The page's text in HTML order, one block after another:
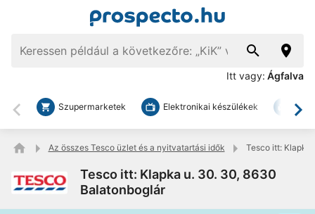
Itt vagy: Ágfalva
Vissza
Szupermarketek Elektronikai készülékek
Az összes Tesco üzlet és a nyitvatartási idők Tesco itt:
Tesco itt: Klapka u. 30. 30, 8630
Balatonboglár